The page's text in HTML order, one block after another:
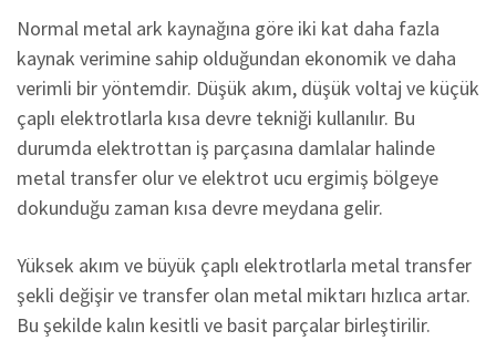
Normal metal ark kaynağına göre iki kat daha fazla
kaynak verimine sahip olduğundan ekonomik ve daha
verimli bir yöntemdir. Düşük akım, düşük voltaj ve küçük
çaplı elektrotlarla kısa devre tekniği kullanılır. Bu
durumda elektrottan iş parçasına damlalar halinde
metal transfer olur ve elektrot ucu ergimiş bölgeye
dokunduğu zaman kısa devre meydana gelir.
Yüksek akım ve büyük çaplı elektrotlarla metal transfer
şekli değişir ve transfer olan metal miktarı hızlıca artar.
Bu şekilde kalın kesitli ve basit parçalar birleştirilir.